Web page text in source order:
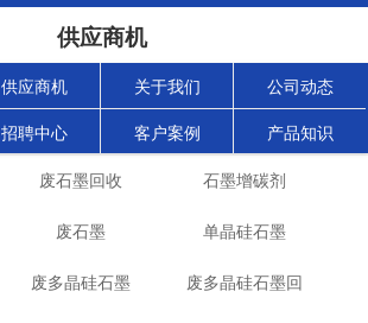
供应商机
供应商机 关于我们 公司动态
招聘中心 客户案例 产品知识
废石墨回收 石墨增碳剂
废石墨 单晶硅石墨
废多晶硅石墨 废多晶硅石墨回